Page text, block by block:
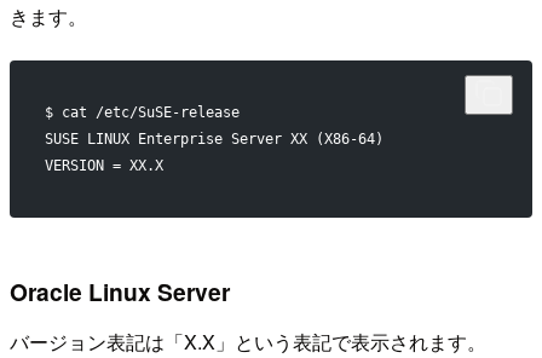
きます。
$ cat /etc/SuSE-release
SUSE LINUX Enterprise Server XX (X86-64)
VERSION = XX.X
Oracle Linux Server
バージョン表記は「X.X」という表記で表示されます。